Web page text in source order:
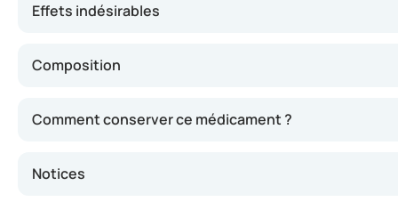
Effets indésirables
Composition
Comment conserver ce médicament ?
Notices